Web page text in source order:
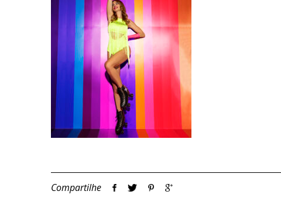
Compartilhe